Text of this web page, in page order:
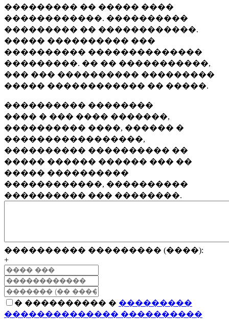
��������� �� ����� ����
������������. ����������
��������� �� ������������.
����� ���������� ���
���������� ��������������
���������. �� �� �����������,
��� ��� ���������� ���������
����� ������������ �� �����.
���������� ��������
���� � ��� ���� �������,
���������� ����, ������ �
�����������������,
���������� ���������� ��
����� ������ ������ ��� ��
����� ����������
������������, ����������
���������� ��� ��������.
���������� ��������� (����):
+
� ���������� � ���������
�������������� ����������